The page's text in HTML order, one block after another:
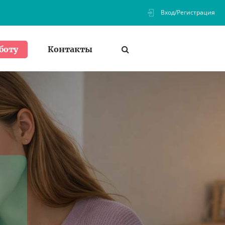
Вход/Регистрация
Контакты